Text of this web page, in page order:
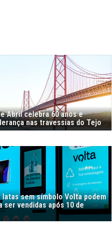
Abril celebra 60 anos e
nas travessias do Tejo
latas sem símbolo Volta podem
ser vendidas após 10 de